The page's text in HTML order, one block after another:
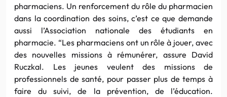
pharmaciens. Un renforcement du rôle du pharmacien
dans la coordination des soins, c’est ce que demande
aussi l’Association nationale des étudiants en
pharmacie. “Les pharmaciens ont un rôle à jouer, avec
des nouvelles missions à rémunérer, assure David
Ruczkal. Les jeunes veulent des missions de
professionnels de santé, pour passer plus de temps à
faire du suivi, de la prévention, de l’éducation.